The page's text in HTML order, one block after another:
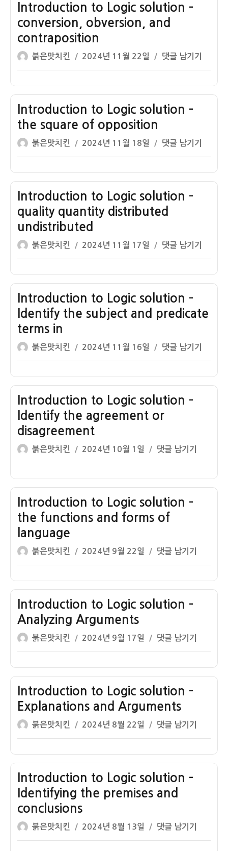
a
Venn
–
existential
Introduction to Logic solution –
conversion, obversion, and
contraposition
글
쓴
붉은맛치킨
작
성
자
2024년 11월 22일
Introduction
to
solution
–
and
contraposition
댓글 남기기
Introduction to Logic solution –
the square of opposition
글
쓴
붉은맛치킨
작
성
자
2024년 11월 18일
Introduction
to
solution
–
the
opposition
댓글 남기기
Introduction to Logic solution –
quality quantity distributed
undistributed
글
쓴
붉은맛치킨
작
성
자
2024년 11월 17일
Introduction
to
solution
–
quality
undistributed
댓글 남기기
Introduction to Logic solution –
Identify the subject and predicate
terms in
글
쓴
붉은맛치킨
작
성
자
2024년 11월 16일
Introduction
to
solution
–
and
predicate
in
댓글 남기기
Introduction to Logic solution –
Identify the agreement or
disagreement
글
쓴
붉은맛치킨
작
성
자
2024년 10월 1일
Introduction
to
solution
–
Identify
or
disagreement
댓글 남기기
Introduction to Logic solution –
the functions and forms of
language
글
쓴
붉은맛치킨
작
성
자
2024년 9월 22일
Introduction
to
solution
–
and
forms
language
댓글 남기기
Introduction to Logic solution –
Analyzing Arguments
글
쓴
붉은맛치킨
작
성
자
2024년 9월 17일
Introduction
to
solution
–
Analyzing
댓글 남기기
Introduction to Logic solution –
Explanations and Arguments
글
쓴
붉은맛치킨
작
성
자
2024년 8월 22일
Introduction
to
solution
–
Explanations
댓글 남기기
Introduction to Logic solution –
Identifying the premises and
conclusions
글
쓴
붉은맛치킨
작
성
2024년 8월 13일
Introduction
to
댓글 남기기